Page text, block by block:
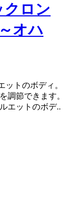
クロン
オハ
トのボディ。
調節できます。
エットのボデ..